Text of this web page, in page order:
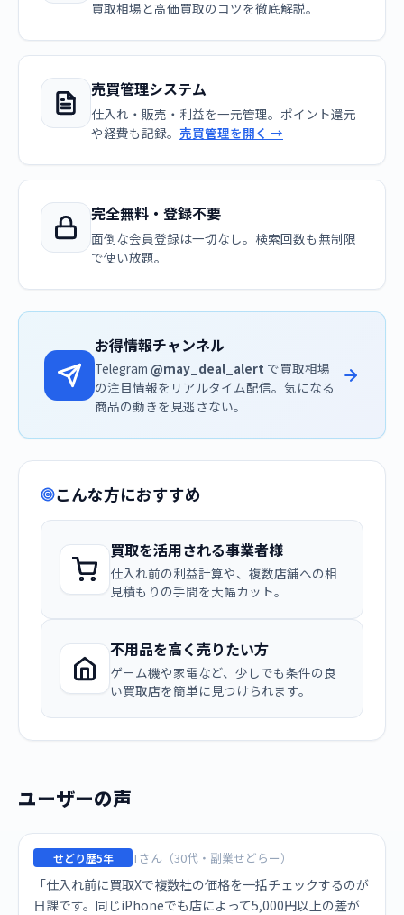
買取相場と高価買取のコツを徹底解説。
売買管理システム
仕入れ・販売・利益を一元管理。ポイント還元
や経費も記録。 売買管理を開く →
完全無料・登録不要
面倒な会員登録は一切なし。検索回数も無制限
で使い放題。
お得情報チャンネル
Telegram @may_deal_alert で買取相場
の注目情報をリアルタイム配信。気になる
商品の動きを見逃さない。
こんな方におすすめ
買取を活用される事業者様
仕入れ前の利益計算や、複数店舗への相
見積もりの手間を大幅カット。
不用品を高く売りたい方
ゲーム機や家電など、少しでも条件の良
い買取店を簡単に見つけられます。
ユーザーの声
せどり歴5年 Tさん（30代・副業せどらー）
「仕入れ前に買取Xで複数社の価格を一括チェックするのが
日課です。同じiPhoneでも店によって5,000円以上の差が